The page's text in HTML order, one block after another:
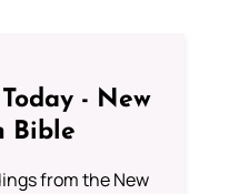
- New
Bible
from the New